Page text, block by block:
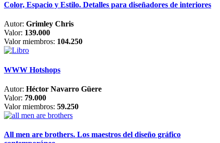
Color, Espacio y Estilo. Detalles para diseñadores de interiores
Autor: Grimley Chris
Valor: 139.000
Valor miembros: 104.250
WWW Hotshops
Autor: Héctor Navarro Güere
Valor: 79.000
Valor miembros: 59.250
All men are brothers. Los maestros del diseño gráfico